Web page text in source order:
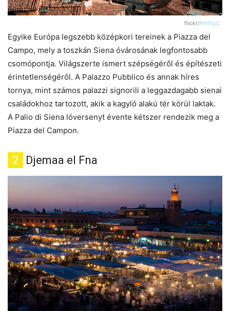
flickr/PhillipC
Egyike Európa legszebb középkori tereinek a Piazza del
Campo, mely a toszkán Siena óvárosának legfontosabb
csomópontja. Világszerte ismert szépségéről és építészeti
érintetlenségéről. A Palazzo Pubblico és annak híres
tornya, mint számos palazzi signorili a leggazdagabb sienai
családokhoz tartozott, akik a kagyló alakú tér körül laktak.
A Palio di Siena lóversenyt évente kétszer rendezik meg a
Piazza del Campon.
2 Djemaa el Fna